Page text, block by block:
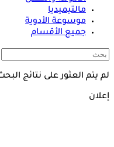
مالتيميديا
موسوعة الأدوية
جميع الأقسام
لم يتم العثور على نتائج
إعلان